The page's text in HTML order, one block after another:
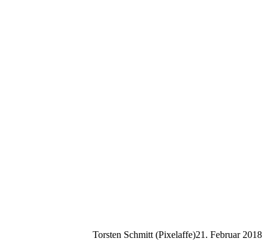
Torsten Schmitt (Pixelaffe)21. Februar 2018